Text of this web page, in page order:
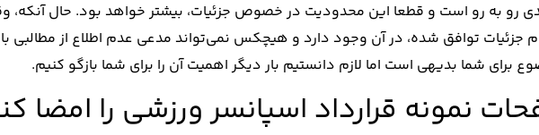
رو به رو است و قطعا این محدودیت در خصوص جزئیات، بیشتر خواهد بود. حال آنکه،
جزئیات توافق شده، در آن وجود دارد و هیچکس نمی‌تواند مدعی عدم اطلاع از مطالبی
برای شما بدیهی است اما لازم دانستیم بار دیگر اهمیت آن را برای شما بازگو کنیم.
نمونه قرارداد اسپانسر ورزشی را امضا